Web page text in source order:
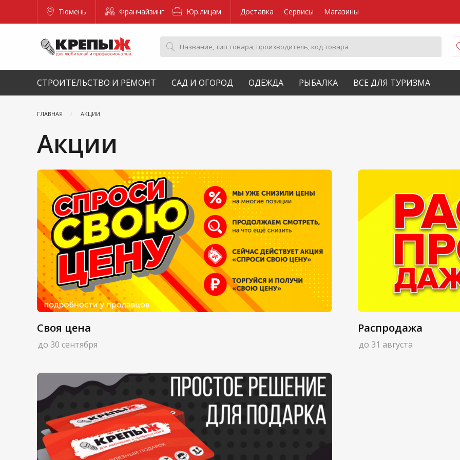
Тюмень Франчайзинг Юр.лицам Доставка Сервисы Магазины
СТРОИТЕЛЬСТВО И РЕМОНТ САД И ОГОРОД ОДЕЖДА РЫБАЛКА ВСЕ ДЛЯ ТУРИЗМА
ГЛАВНАЯ АКЦИИ
Акции
Своя цена
до 30 сентября
Распродажа
до 31 августа